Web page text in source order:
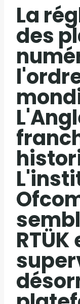
La
des